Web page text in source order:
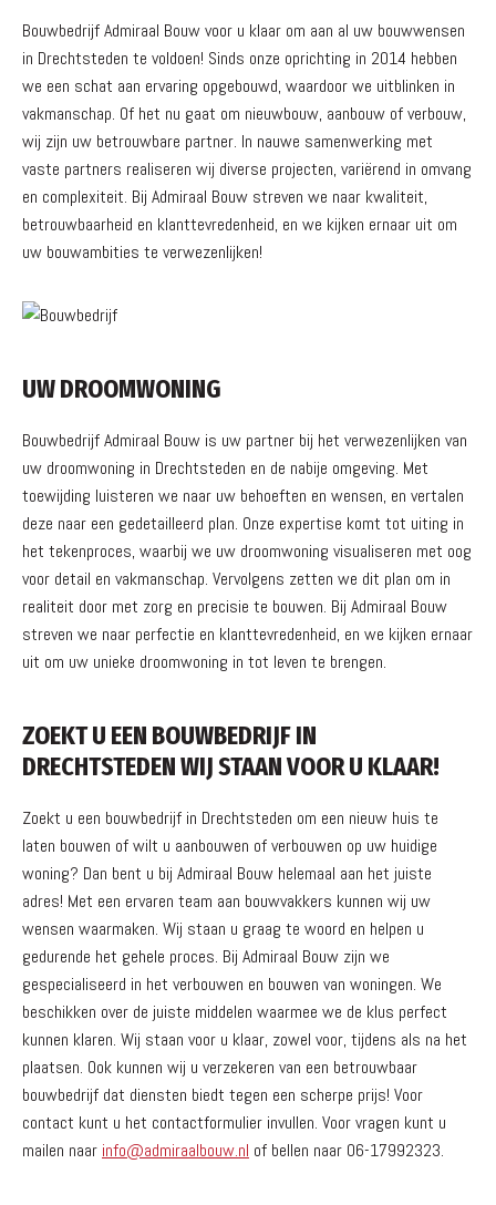
Bouwbedrijf Admiraal Bouw voor u klaar om aan al uw bouwwensen
in Drechtsteden te voldoen! Sinds onze oprichting in 2014 hebben
we een schat aan ervaring opgebouwd, waardoor we uitblinken in
vakmanschap. Of het nu gaat om nieuwbouw, aanbouw of verbouw,
wij zijn uw betrouwbare partner. In nauwe samenwerking met
vaste partners realiseren wij diverse projecten, variërend in omvang
en complexiteit. Bij Admiraal Bouw streven we naar kwaliteit,
betrouwbaarheid en klanttevredenheid, en we kijken ernaar uit om
uw bouwambities te verwezenlijken!
UW DROOMWONING
Bouwbedrijf Admiraal Bouw is uw partner bij het verwezenlijken van
uw droomwoning in Drechtsteden en de nabije omgeving. Met
toewijding luisteren we naar uw behoeften en wensen, en vertalen
deze naar een gedetailleerd plan. Onze expertise komt tot uiting in
het tekenproces, waarbij we uw droomwoning visualiseren met oog
voor detail en vakmanschap. Vervolgens zetten we dit plan om in
realiteit door met zorg en precisie te bouwen. Bij Admiraal Bouw
streven we naar perfectie en klanttevredenheid, en we kijken ernaar
uit om uw unieke droomwoning in tot leven te brengen.
ZOEKT U EEN BOUWBEDRIJF IN
DRECHTSTEDEN WIJ STAAN VOOR U KLAAR!
Zoekt u een bouwbedrijf in Drechtsteden om een nieuw huis te
laten bouwen of wilt u aanbouwen of verbouwen op uw huidige
woning? Dan bent u bij Admiraal Bouw helemaal aan het juiste
adres! Met een ervaren team aan bouwvakkers kunnen wij uw
wensen waarmaken. Wij staan u graag te woord en helpen u
gedurende het gehele proces. Bij Admiraal Bouw zijn we
gespecialiseerd in het verbouwen en bouwen van woningen. We
beschikken over de juiste middelen waarmee we de klus perfect
kunnen klaren. Wij staan voor u klaar, zowel voor, tijdens als na het
plaatsen. Ook kunnen wij u verzekeren van een betrouwbaar
bouwbedrijf dat diensten biedt tegen een scherpe prijs! Voor
contact kunt u het contactformulier invullen. Voor vragen kunt u
mailen naar info@admiraalbouw.nl of bellen naar 06-17992323.